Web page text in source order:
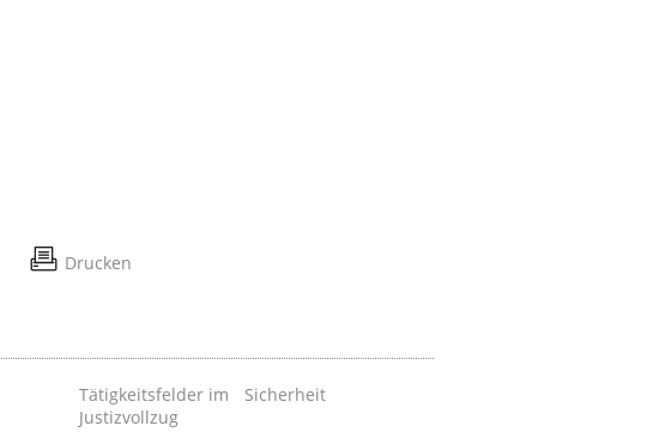
Drucken
Tätigkeitsfelder im
Justizvollzug
Sicherheit